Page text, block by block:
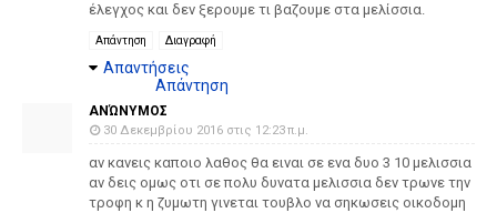
έλεγχος και δεν ξερουμε τι βαζουμε στα μελίσσια.
Απάντηση Διαγραφή
Απαντήσεις
Απάντηση
ΑΝΏΝΥΜΟΣ
30 Δεκεμβρίου 2016 στις 12:23 π.μ.
αν κανεις καποιο λαθος θα ειναι σε ενα δυο 3 10 μελισσια
αν δεις ομως οτι σε πολυ δυνατα μελισσια δεν τρωνε την
τροφη κ η ζυμωτη γινεται τουβλο να σηκωσεις οικοδομη